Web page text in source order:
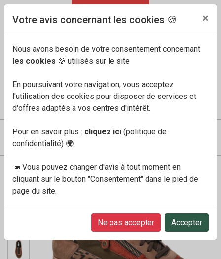
04 91 60 68 33
COMPTE MES FAVORIS
Boutique Femme tiziana brun moyen
Votre avis concernant les cookies 🍪 ×
Nous avons besoin de votre consentement concernant
les cookies 🍪 utilisés sur le site
En poursuivant votre navigation, vous acceptez
l'utilisation des cookies pour disposer de services et
d'offres adaptés à vos centres d'intérêt.
Pour en savoir plus : cliquez ici (politique de
confidentialité) 🌍
📣 Vous pouvez changer d'avis à tout moment en
cliquant sur le bouton "Consentement" dans le pied de
page du site.
Ne pas accepter Accepter